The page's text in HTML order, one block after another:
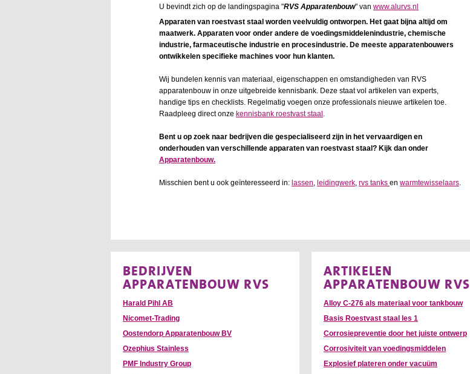
U bevindt zich op de landingspagina "RVS Apparatenbouw" van www.alurvs.nl
Apparaten van roestvast staal worden veelvuldig ontworpen. Het gaat bijna altijd om
maatwerk. Apparaten voor onder andere de voedingsmiddelenindustrie, chemische
industrie, farmaceutische industrie en procesindustrie. De meeste apparatenbouwers
ontwikkelen specifieke machines voor hun klanten.
Wij bundelen kennis van materiaal, eigenschappen en omstandigheden van RVS
apparatenbouw in onze uitgebreide kennisbank. Deze staat vol artikelen van experts,
handige tips en checklists. Regelmatig voegen onze professionals nieuwe artikelen toe.
Raadpleeg direct onze kennisbank roestvast staal .
Bent u op zoek naar bedrijven die gespecialiseerd zijn in het vervaardigen en
onderhouden van verschillende apparaten van roestvast staal? Kijk dan onder
Apparatenbouw.
Misschien bent u ook geïnteresseerd in: lassen, leidingwerk, rvs tanks en warmtewisselaars.
BEDRIJVEN
APPARATENBOUW RVS
Harald Pihl AB
Nicomet-Trading
Oostendorp Apparatenbouw BV
Ozephius Stainless
PMF Industry Group
ARTIKELEN
APPARATENBOUW RVS
Alloy C-276 als materiaal voor tankbouw
Basis Roestvast staal les 1
Corrosiepreventie door het juiste ontwerp
Corrosiviteit van voedingsmiddelen
Explosief plateren onder vacuüm